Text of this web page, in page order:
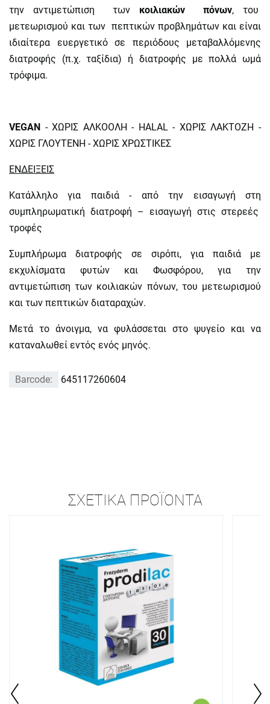
την αντιμετώπιση των κοιλιακών πόνων, του
μετεωρισμού και των πεπτικών προβλημάτων και είναι
ιδιαίτερα ευεργετικό σε περιόδους μεταβαλλόμενης
διατροφής (π.χ. ταξίδια) ή διατροφής με πολλά ωμά
τρόφιμα.
VEGAN - ΧΩΡΙΣ ΑΛΚΟΟΛΗ - HALAL - ΧΩΡΙΣ ΛΑΚΤΟΖΗ -
ΧΩΡΙΣ ΓΛΟΥΤΕΝΗ - ΧΩΡΙΣ ΧΡΩΣΤΙΚΕΣ
ΕΝΔΕΙΞΕΙΣ
Κατάλληλο για παιδιά - από την εισαγωγή στη
συμπληρωματική διατροφή – εισαγωγή στις στερεές
τροφές
Συμπλήρωμα διατροφής σε σιρόπι, για παιδιά με
εκχυλίσματα φυτών και Φωσφόρου, για την
αντιμετώπιση των κοιλιακών πόνων, του μετεωρισμού
και των πεπτικών διαταραχών.
Μετά το άνοιγμα, να φυλάσσεται στο ψυγείο και να
καταναλωθεί εντός ενός μηνός.
Barcode: 645117260604
ΣΧΕΤΙΚΆ ΠΡΟΪΌΝΤΑ